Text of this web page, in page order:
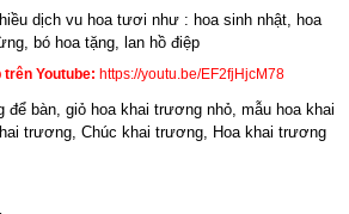
dịch vu hoa tươi như : hoa sinh nhật
hoa
bó hoa tặng lan hồ điệp
Youtube: https://youtu.be/EF2fjHjcM78
để bàn, giỏ hoa khai trương nhỏ, mẫu hoa khai
trương, Chúc khai trương, Hoa khai trương